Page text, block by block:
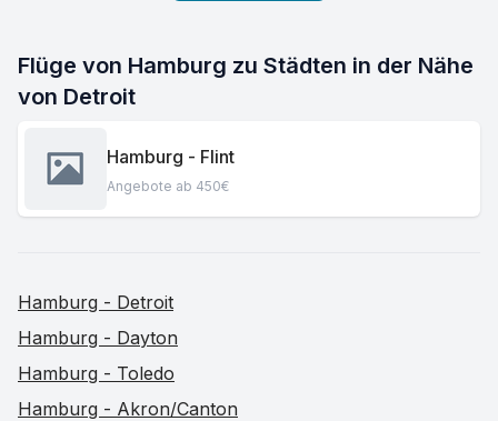
Flüge von Hamburg zu Städten in der Nähe
von Detroit
Hamburg - Flint
Angebote ab 450€
Hamburg - Detroit
Hamburg - Dayton
Hamburg - Toledo
Hamburg - Akron/Canton